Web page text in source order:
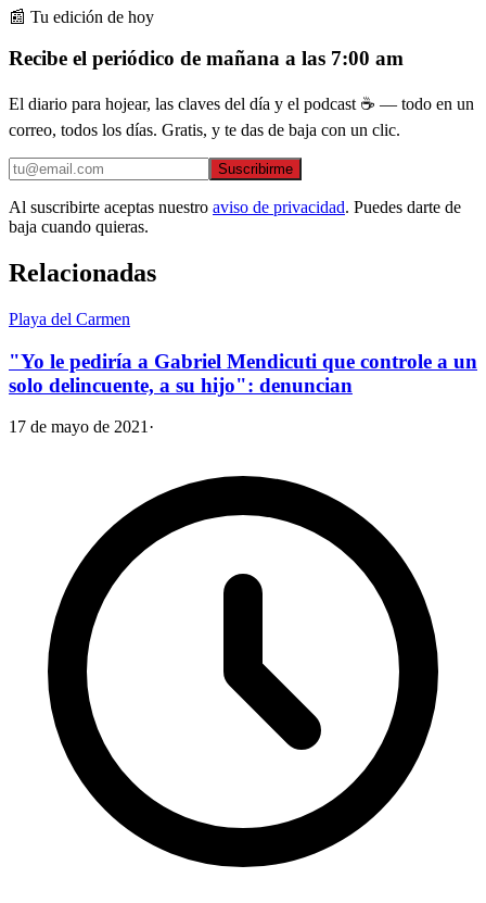
📰 Tu edición de hoy
Recibe el periódico de mañana a las 7:00 am
El diario para hojear, las claves del día y el podcast ☕ — todo en un
correo, todos los días. Gratis, y te das de baja con un clic.
Suscribirme
Al suscribirte aceptas nuestro aviso de privacidad. Puedes darte de
baja cuando quieras.
Relacionadas
Playa del Carmen
"Yo le pediría a Gabriel Mendicuti que controle a un
solo delincuente, a su hijo": denuncian
17 de mayo de 2021 ·